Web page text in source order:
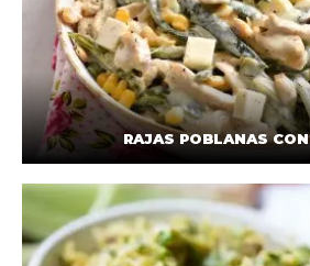
RAJAS POBLANAS